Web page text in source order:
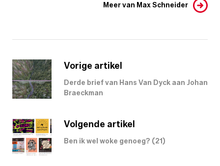
Meer van Max Schneider
Vorige artikel
Derde brief van Hans Van Dyck aan Johan
Braeckman
Volgende artikel
Ben ik wel woke genoeg? (21)